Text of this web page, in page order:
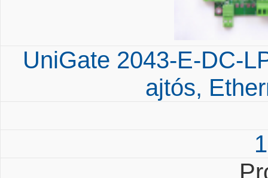
UniGate 2043-E-DC-
ajtós,